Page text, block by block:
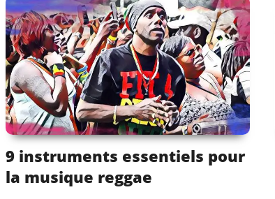
9 instruments essentiels pour
la musique reggae